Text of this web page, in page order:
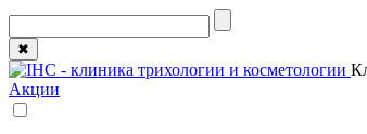
✖
Акции